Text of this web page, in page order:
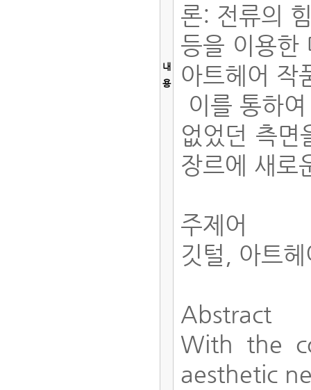
내
용
론: 전류의
등을 이용한
아트헤어 작
이를 통하
없었던 측면
장르에 새로
주제어
깃털, 아트
Abstract
With the
aesthetic